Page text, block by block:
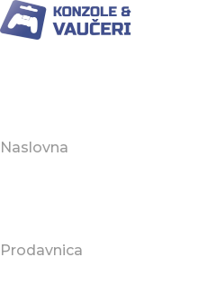
Naslovna
Prodavnica